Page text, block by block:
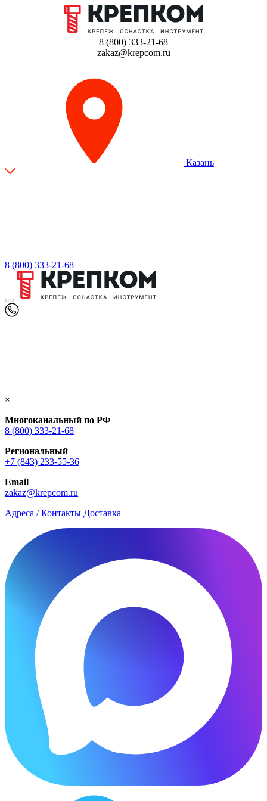
8 (800) 333-21-68
zakaz@krepcom.ru
Казань
8 (800) 333-21-68
×
Многоканальный по РФ
8 (800) 333‑21-68
Региональный
+7 (843) 233-55-36
Email
zakaz@krepcom.ru
Адреса / Контакты Доставка